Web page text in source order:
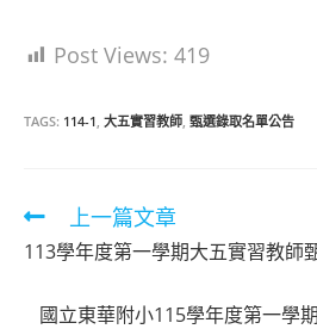
Post Views: 419
TAGS: 114-1 大五實習教師 甄選錄取名單公告
Read
more
上一篇文章
113學年度第一學期大五實習教師
國立東華附小115學年度第一學